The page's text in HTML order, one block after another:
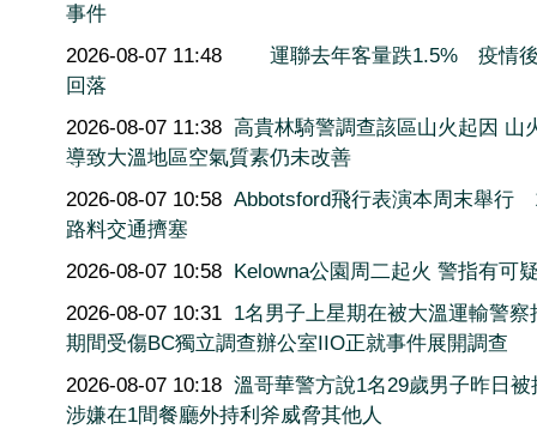
事件
2026-08-07 11:48
運聯去年客量跌1.5% 疫情
回落
2026-08-07 11:38 高貴林騎警調查該區山火起因 山
導致大溫地區空氣質素仍未改善
2026-08-07 10:58 Abbotsford飛行表演本周末舉行
路料交通擠塞
2026-08-07 10:58 Kelowna公園周二起火 警指
2026-08-07 10:31 1名男子上星期在被大溫運輸警察
期間受傷BC獨立調查辦公室IIO正就事件展開調查
2026-08-07 10:18 溫哥華警方說1名29歲男子昨日被
涉嫌在1間餐廳外持利斧威脅其他人